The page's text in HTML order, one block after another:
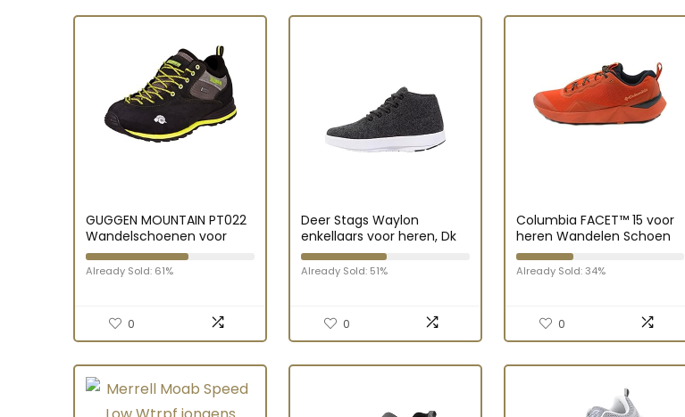
GUGGEN MOUNTAIN PT022
Wandelschoenen voor
Heren Tekkingschoeisel
Hikingschoeisel
Outdoorschoenen
waterdicht met
Leder Leer
Already Sold: 61%
0
Deer Stags Waylon
enkellaars voor heren, Dk
grijs/witte zool, 8 UK, Dk
Grijs Wit Zool, 40.5 EU
Already Sold: 51%
0
Columbia FACET™ 15 voor
heren Wandelen Schoen
Already Sold: 34%
0